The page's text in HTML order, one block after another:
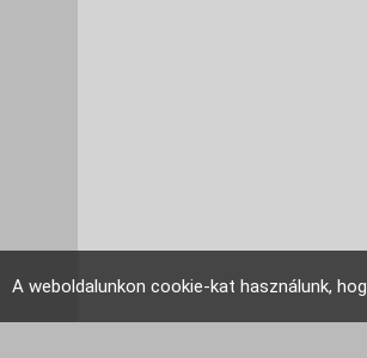
A weboldalunkon cookie-kat használunk,